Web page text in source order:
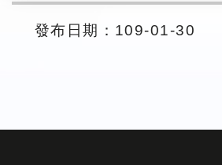
發布日期：109-01-30